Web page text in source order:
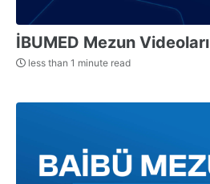
İBUMED Mezun Videoları
less than 1 minute read